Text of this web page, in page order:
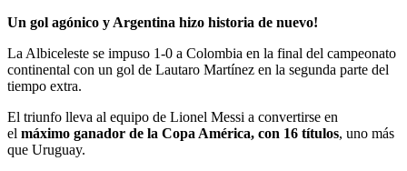
Un gol agónico y Argentina hizo historia de nuevo!
La Albiceleste se impuso 1-0 a Colombia en la final del campeonato
continental con un gol de Lautaro Martínez en la segunda parte del
tiempo extra.
El triunfo lleva al equipo de Lionel Messi a convertirse en
el máximo ganador de la Copa América, con 16 títulos, uno más
que Uruguay.